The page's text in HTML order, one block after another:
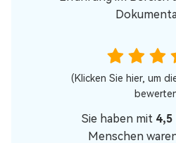
(Klicken Sie hier, um
Sie haben mit 4,5
Menschen